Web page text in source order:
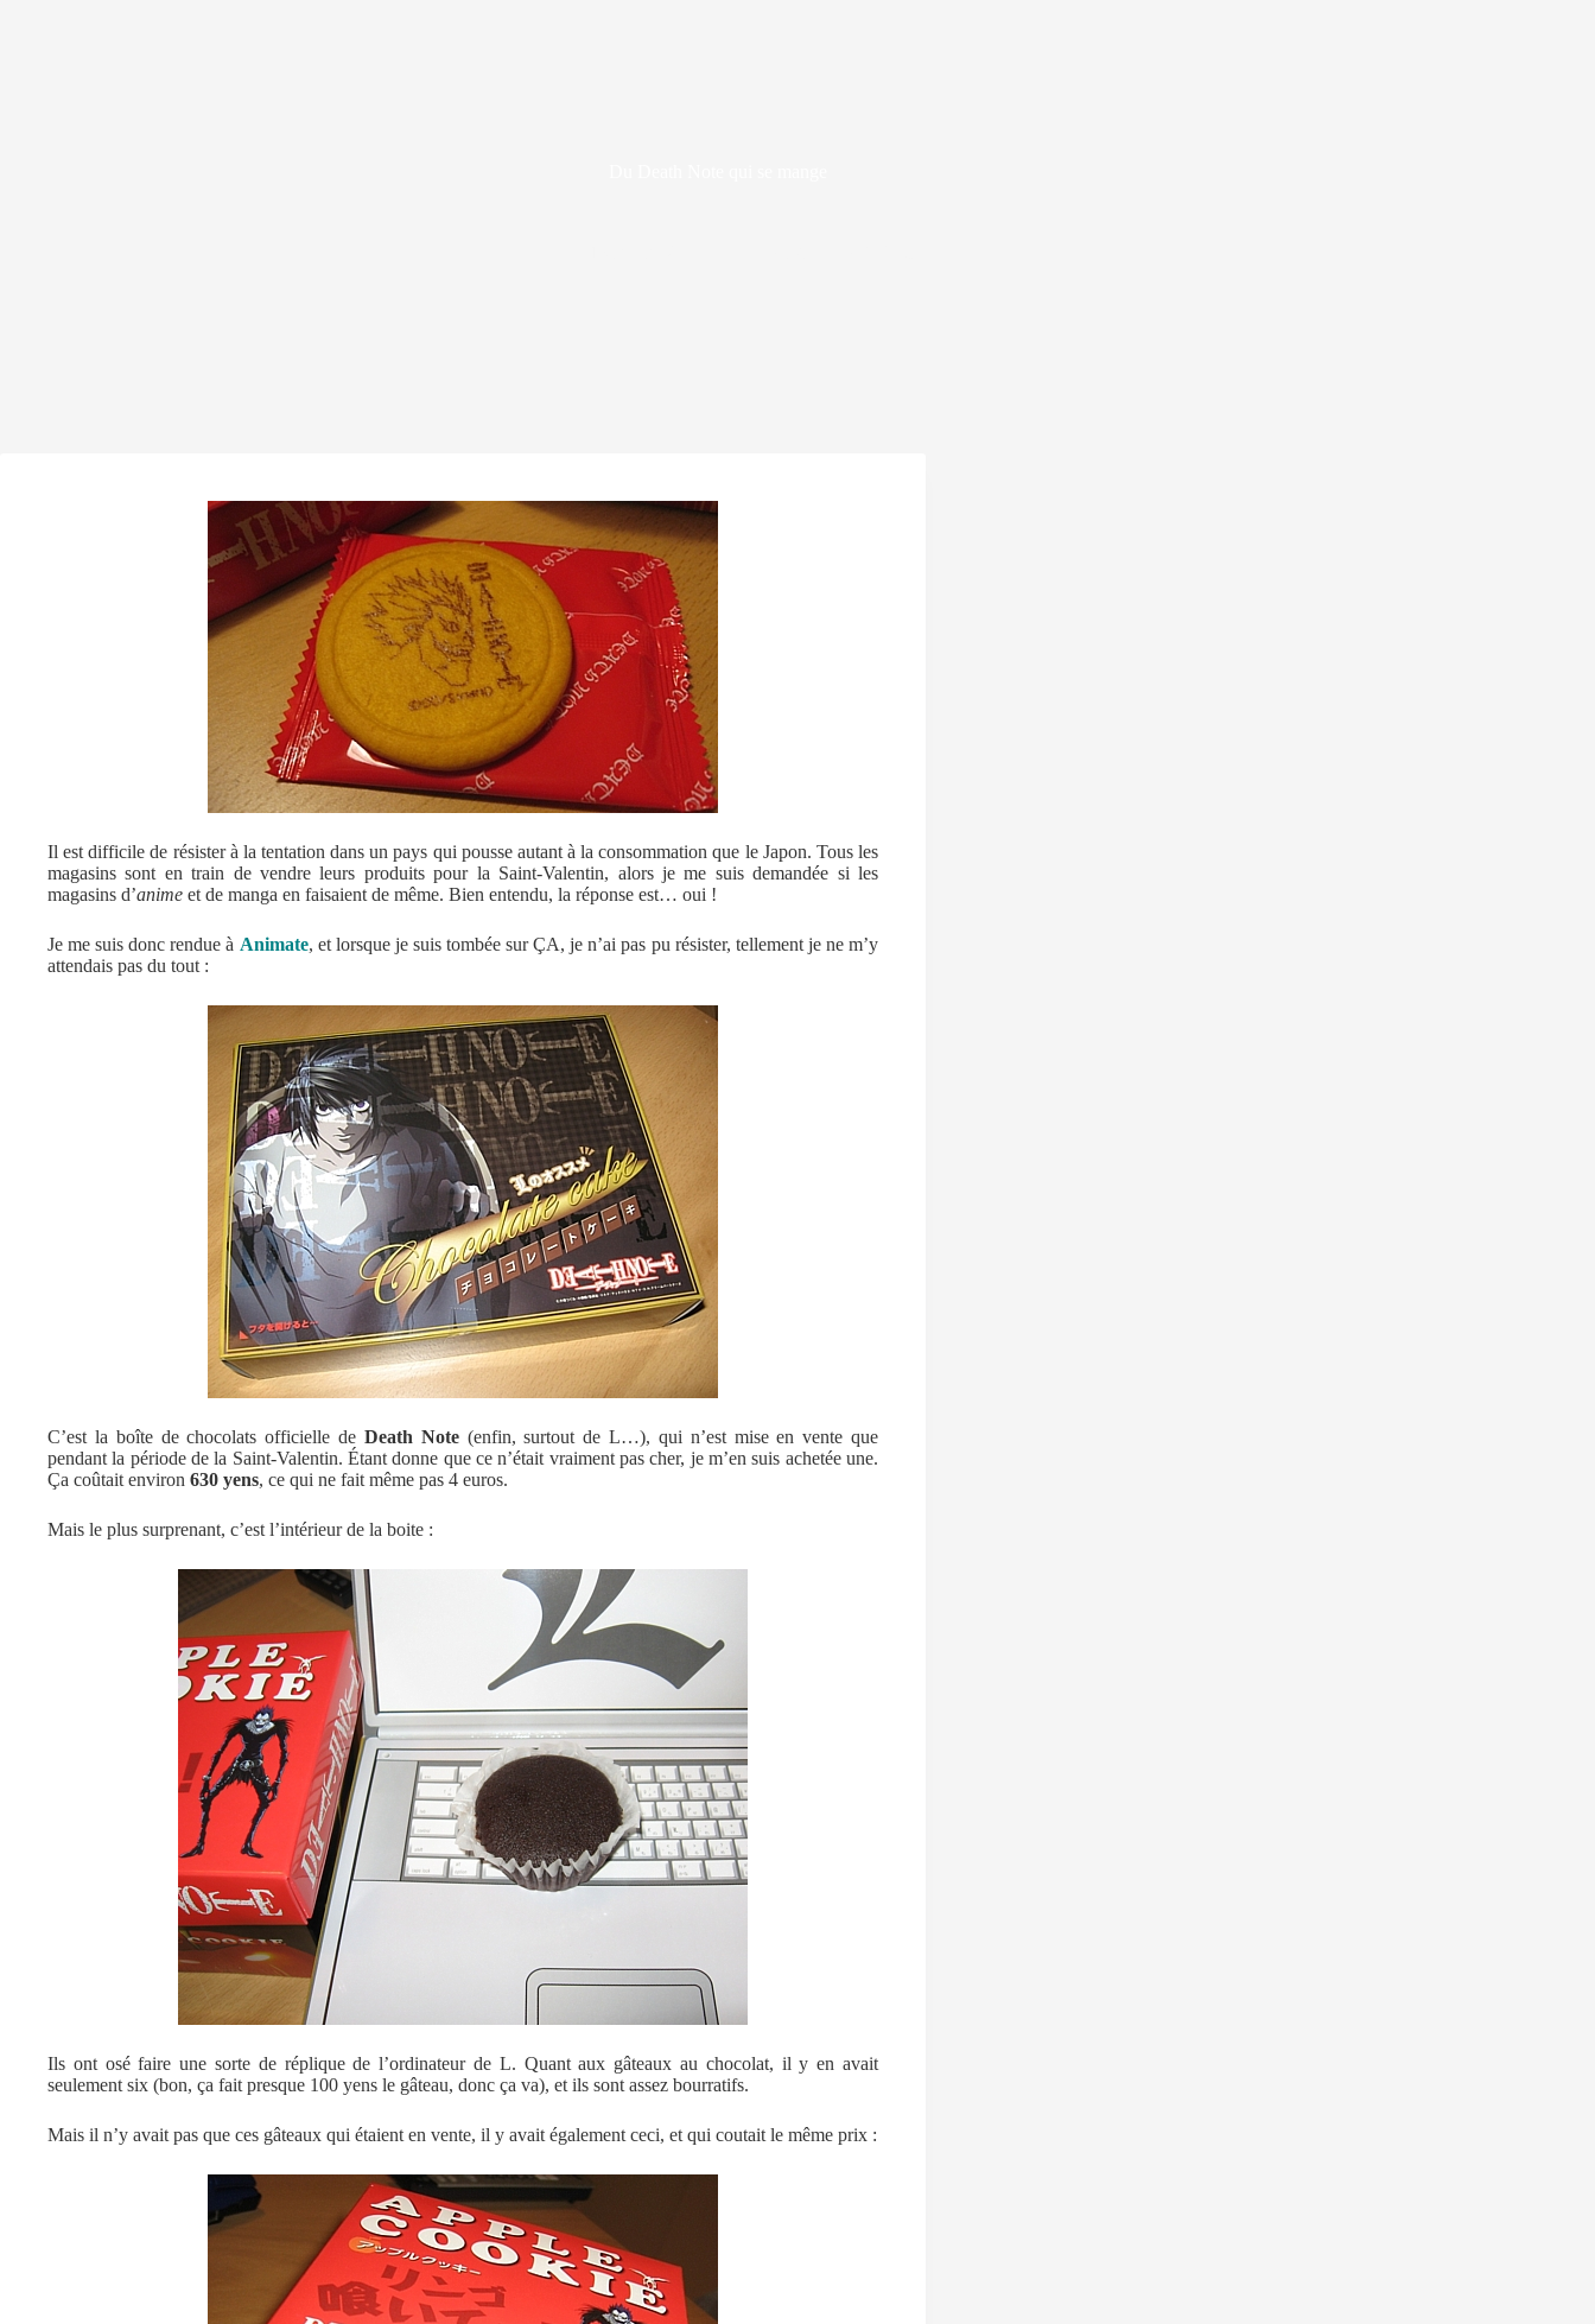
Il est difficile de résister à la tentation dans un pays qui pousse autant à la consommation que le Japon. Tous les
magasins sont en train de vendre leurs produits pour la Saint-Valentin, alors je me suis demandée si les
magasins d’anime et de manga en faisaient de même. Bien entendu, la réponse est… oui !
Je me suis donc rendue à Animate, et lorsque je suis tombée sur ÇA, je n’ai pas pu résister, tellement je ne m’y
attendais pas du tout :
C’est la boîte de chocolats officielle de Death Note(enfin, surtout de L…), qui n’est mise en vente que
pendant la période de la Saint-Valentin. Étant donne que ce n’était vraiment pas cher, je m’en suis achetée une.
Ça coûtait environ 630 yens, ce qui ne fait même pas 4 euros.
Mais le plus surprenant, c’est l’intérieur de la boite :
Ils ont osé faire une sorte de réplique de l’ordinateur de L. Quant aux gâteaux au chocolat, il y en avait
seulement six (bon, ça fait presque 100 yens le gâteau, donc ça va), et ils sont assez bourratifs.
Mais il n’y avait pas que ces gâteaux qui étaient en vente, il y avait également ceci, et qui coutait le même prix :